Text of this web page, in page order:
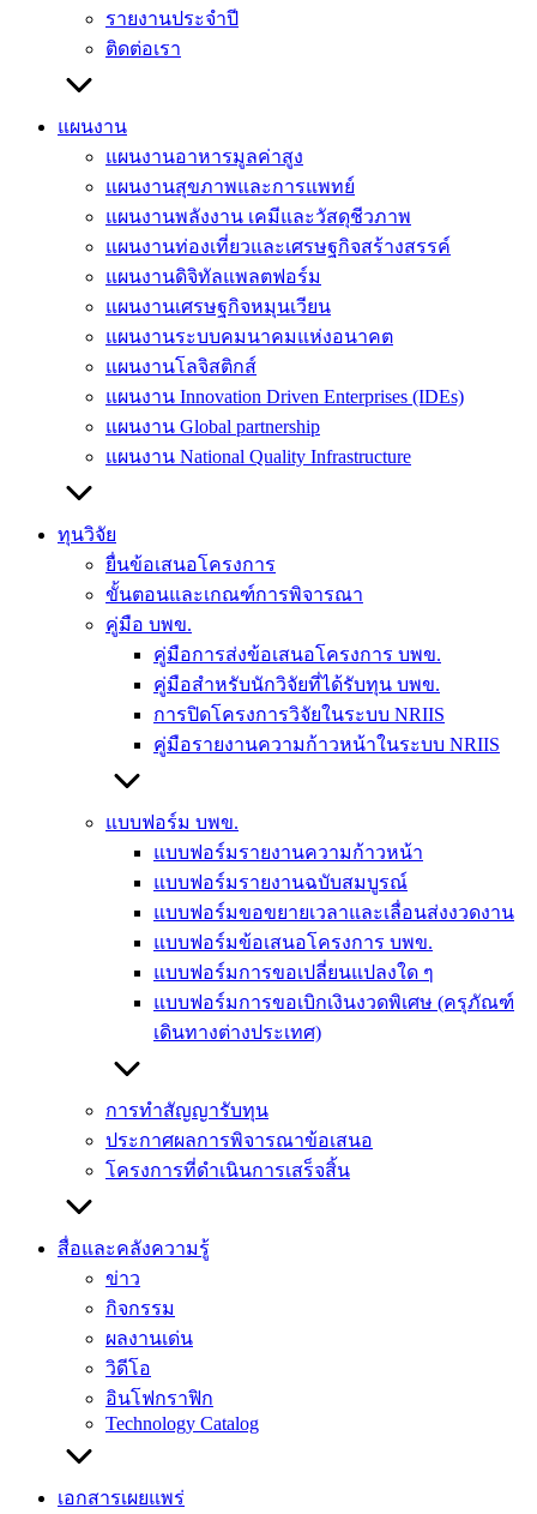
รายงานประจำปี
ติดต่อเรา
แผนงาน
แผนงานอาหารมูลค่าสูง
แผนงานสุขภาพและการแพทย์
แผนงานพลังงาน เคมีและวัสดุชีวภาพ
แผนงานท่องเที่ยวและเศรษฐกิจสร้างสรรค์
แผนงานดิจิทัลแพลตฟอร์ม
แผนงานเศรษฐกิจหมุนเวียน
แผนงานระบบคมนาคมแห่งอนาคต
แผนงานโลจิสติกส์
แผนงาน Innovation Driven Enterprises (IDEs)
แผนงาน Global partnership
แผนงาน National Quality Infrastructure
ทุนวิจัย
ยื่นข้อเสนอโครงการ
ขั้นตอนและเกณฑ์การพิจารณา
คู่มือ บพข.
คู่มือการส่งข้อเสนอโครงการ บพข.
คู่มือสำหรับนักวิจัยที่ได้รับทุน บพข.
การปิดโครงการวิจัยในระบบ NRIIS
คู่มือรายงานความก้าวหน้าในระบบ NRIIS
แบบฟอร์ม บพข.
แบบฟอร์มรายงานความก้าวหน้า
แบบฟอร์มรายงานฉบับสมบูรณ์
แบบฟอร์มขอขยายเวลาและเลื่อนส่งงวดงาน
แบบฟอร์มข้อเสนอโครงการ บพข.
แบบฟอร์มการขอเปลี่ยนแปลงใด ๆ
แบบฟอร์มการขอเบิกเงินงวดพิเศษ (ครุภัณฑ์
เดินทางต่างประเทศ)
การทำสัญญารับทุน
ประกาศผลการพิจารณาข้อเสนอ
โครงการที่ดำเนินการเสร็จสิ้น
สื่อและคลังความรู้
ข่าว
กิจกรรม
ผลงานเด่น
วิดีโอ
อินโฟกราฟิก
Technology Catalog
เอกสารเผยแพร่